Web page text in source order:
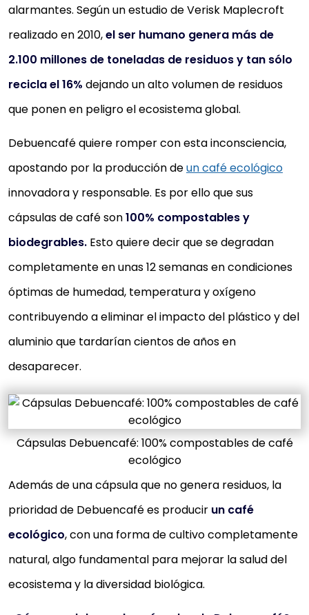
alarmantes. Según un estudio de Verisk Maplecroft
realizado en 2010,el ser humano genera más de
2.100 millones de toneladas de residuos y tan sólo
recicla el 16% dejando un alto volumen de residuos
que ponen en peligro el ecosistema global.
Debuencafé quiere romper con esta inconsciencia,
apostando por la producción deun café ecológico
innovadora y responsable. Es por ello que sus
cápsulas de café son100% compostables y
biodegrables. Esto quiere decir que se degradan
completamente en unas 12 semanas en condiciones
óptimas de humedad, temperatura y oxígeno
contribuyendo a eliminar el impacto del plástico y del
aluminio que tardarían cientos de años en
desaparecer.
Cápsulas Debuencafé: 100% compostables de café
ecológico
Además de una cápsula que no genera residuos, la
prioridad de Debuencafé es producir un café
ecológico, con una forma de cultivo completamente
natural, algo fundamental para mejorar la salud del
ecosistema y la diversidad biológica.